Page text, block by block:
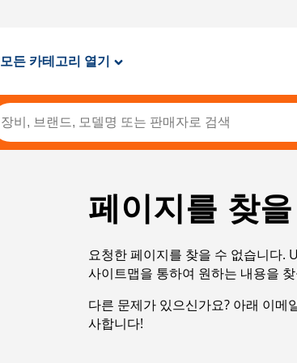
모든 카테고리 열기
페이지를 찾
요청한 페이지를 찾을 수 없습니다.
사이트맵을 통하여 원하는 내용을
다른 문제가 있으신가요? 아래 이
사합니다!